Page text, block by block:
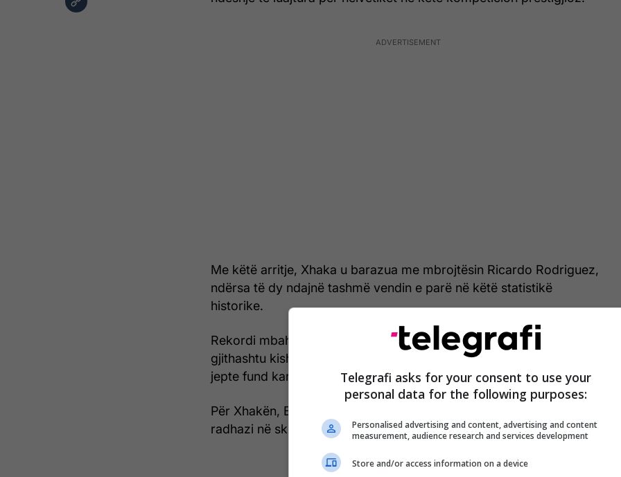
Me këtë arritje, Xhaka u barazua me mbrojtësin Ricardo Rodriguez,
ndërsa të dy ndajnë tashmë vendin e parë në këtë statistikë
historike.
Rekordi mbahej më parë nga ish-ylli i Zvicrës, Xherdan Shaqiri, i cili
gjithashtu kishte regjistruar 13 paraqitje në Kupat e Botës para se t’i
jepte fund karrierës ndërkombëtare.
Për Xhakën, Botërori i vitit 2026 përfaqëson pjesëmarrjen e katërt
radhazi në skenën më të madhe të futbollit.
Telegrafi asks for your consent to use your
personal data for the following purposes:
Personalised advertising and content, advertising and content
measurement, audience research and services development
Store and/or access information on a device